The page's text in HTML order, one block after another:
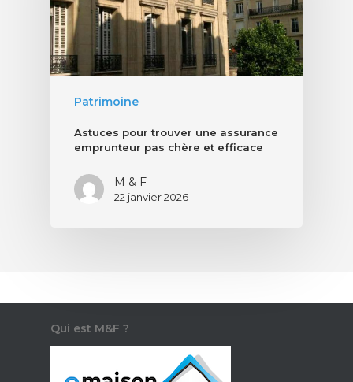
Patrimoine
Astuces pour trouver une assurance
emprunteur pas chère et efficace
M & F
22 janvier 2026
Qui est M&F ?